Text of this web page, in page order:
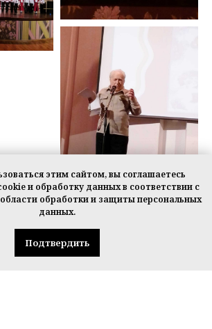
этим сайтом, вы соглашаетесь
и обработку данных в соответствии с
обработки и защиты персональных
данных.
Подтвердить